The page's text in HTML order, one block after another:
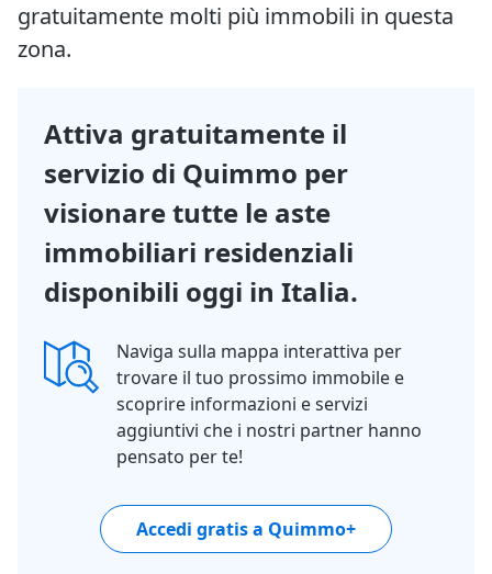
gratuitamente molti più immobili in questa
zona.
Attiva gratuitamente il
servizio di Quimmo per
visionare tutte le aste
immobiliari residenziali
disponibili oggi in Italia.
Naviga sulla mappa interattiva per
trovare il tuo prossimo immobile e
scoprire informazioni e servizi
aggiuntivi che i nostri partner hanno
pensato per te!
Accedi gratis a Quimmo+